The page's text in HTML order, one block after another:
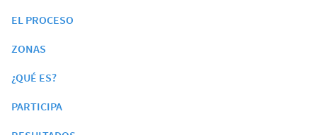
EL PROCESO
ZONAS
¿QUÉ ES?
PARTICIPA